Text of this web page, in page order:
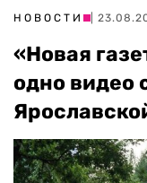
НОВОСТИ |
«Новая
одно видео